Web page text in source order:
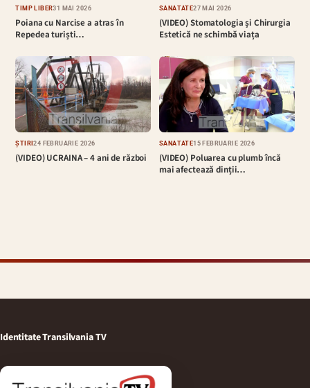
TIMP LIBER31 MAI 2026
Poiana cu Narcise a atras în
Repedea turiști…
SĂNĂTATE27 MAI 2026
(VIDEO) Stomatologia și Chirurgia
Estetică ne schimbă viața
ȘTIRI24 FEBRUARIE 2026
(VIDEO) UCRAINA – 4 ani de război
SĂNĂTATE15 FEBRUARIE 2026
(VIDEO) Poluarea cu plumb încă
mai afectează dinții…
Identitate Transilvania TV